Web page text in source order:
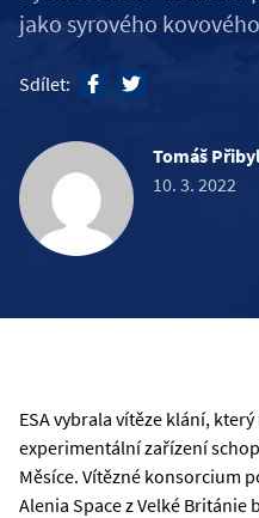
jako syrového
Sdílet:
Tomáš
10. 3. 2022
ESA vybrala vítěze klání,
experimentální zařízení
Měsíce. Vítězné konsorcium
Alenia Space z Velké